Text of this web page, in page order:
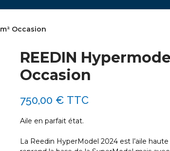
Occasion
REEDIN
Occasion
750,00 € TTC
Aile en parfait état.
La Reedin HyperModel 2024 est l’aile